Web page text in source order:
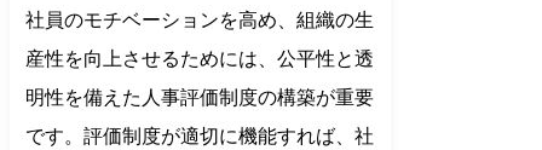
社員のモチベーションを高め、組織の生
産性を向上させるためには、公平性と透
明性を備えた人事評価制度の構築が重要
です。評価制度が適切に機能すれば、社